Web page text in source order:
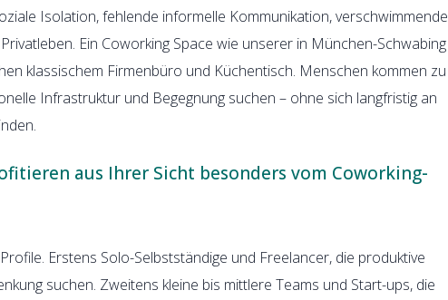
Isolation, fehlende informelle Kommunikation, verschwimmende
Ein Coworking Space wie unserer in München-Schwabing
klassischem Firmenbüro und Küchentisch. Menschen kommen zu
Infrastruktur und Begegnung suchen – ohne sich langfristig an
aus Ihrer Sicht besonders vom Coworking-
Erstens Solo-Selbstständige und Freelancer, die produktive
suchen. Zweitens kleine bis mittlere Teams und Start-ups, die